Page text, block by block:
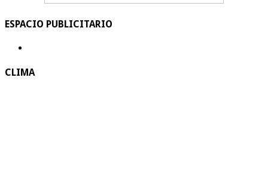
ESPACIO PUBLICITARIO
CLIMA